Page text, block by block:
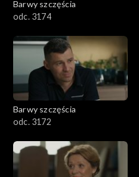
Barwy szczęścia
odc. 3174
Barwy szczęścia
odc. 3172